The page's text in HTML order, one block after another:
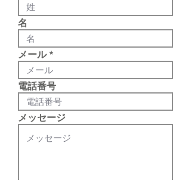
名
メール
電話番号
メッセージ